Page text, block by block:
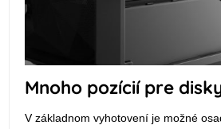
Mnoho pozícií pre
V základnom vyhotovení je možné